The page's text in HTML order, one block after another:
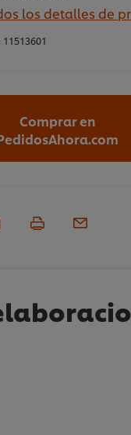
los detalles de
11513601
Comprar en